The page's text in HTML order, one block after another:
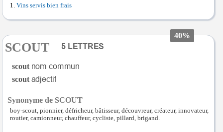
Vins servis bien frais
40%
SCOUT
scout
scout
Synonyme de SCOUT
boy-scout, pionnier, défricheur, bâtisseur, découvreur, créateur, innovateur,
routier, camionneur, chauffeur, cycliste, pillard, brigand.